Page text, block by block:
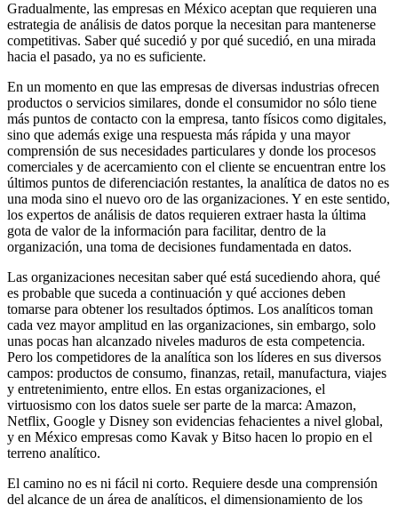
Gradualmente, las empresas en México aceptan que requieren una
estrategia de análisis de datos porque la necesitan para mantenerse
competitivas. Saber qué sucedió y por qué sucedió, en una mirada
hacia el pasado, ya no es suficiente.
En un momento en que las empresas de diversas industrias ofrecen
productos o servicios similares, donde el consumidor no sólo tiene
más puntos de contacto con la empresa, tanto físicos como digitales,
sino que además exige una respuesta más rápida y una mayor
comprensión de sus necesidades particulares y donde los procesos
comerciales y de acercamiento con el cliente se encuentran entre los
últimos puntos de diferenciación restantes, la analítica de datos no es
una moda sino el nuevo oro de las organizaciones. Y en este sentido,
los expertos de análisis de datos requieren extraer hasta la última
gota de valor de la información para facilitar, dentro de la
organización, una toma de decisiones fundamentada en datos.
Las organizaciones necesitan saber qué está sucediendo ahora, qué
es probable que suceda a continuación y qué acciones deben
tomarse para obtener los resultados óptimos. Los analíticos toman
cada vez mayor amplitud en las organizaciones, sin embargo, solo
unas pocas han alcanzado niveles maduros de esta competencia.
Pero los competidores de la analítica son los líderes en sus diversos
campos: productos de consumo, finanzas, retail, manufactura, viajes
y entretenimiento, entre ellos. En estas organizaciones, el
virtuosismo con los datos suele ser parte de la marca: Amazon,
Netflix, Google y Disney son evidencias fehacientes a nivel global,
y en México empresas como Kavak y Bitso hacen lo propio en el
terreno analítico.
El camino no es ni fácil ni corto. Requiere desde una comprensión
del alcance de un área de analíticos, el dimensionamiento de los